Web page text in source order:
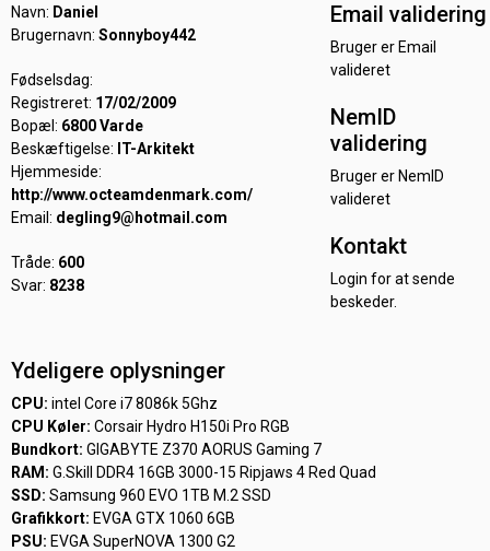
Navn: Daniel
Brugernavn: Sonnyboy442
Fødselsdag:
Registreret: 17/02/2009
Bopæl: 6800 Varde
Beskæftigelse: IT-Arkitekt
Hjemmeside:
http://www.octeamdenmark.com/
Email: degling9@hotmail.com
Tråde: 600
Svar: 8238
Email validering
Bruger er Email
valideret
NemID
validering
Bruger er NemID
valideret
Kontakt
Login for at sende
beskeder.
Ydeligere oplysninger
CPU: intel Core i7 8086k 5Ghz
CPU Køler: Corsair Hydro H150i Pro RGB
Bundkort: GIGABYTE Z370 AORUS Gaming 7
RAM: G.Skill DDR4 16GB 3000-15 Ripjaws 4 Red Quad
SSD: Samsung 960 EVO 1TB M.2 SSD
Grafikkort: EVGA GTX 1060 6GB
PSU: EVGA SuperNOVA 1300 G2